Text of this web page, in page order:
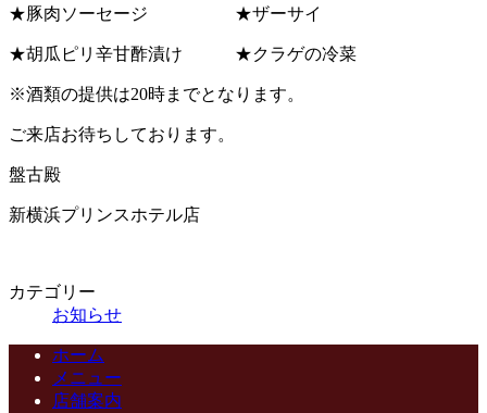
★豚肉ソーセージ ★ザーサイ
★胡瓜ピリ辛甘酢漬け ★クラゲの冷菜
※酒類の提供は20時までとなります。
ご来店お待ちしております。
盤古殿
新横浜プリンスホテル店
カテゴリー
お知らせ
ホーム
メニュー
店舗案内